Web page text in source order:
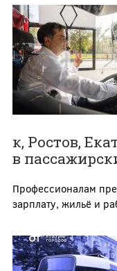
к, Ростов,
в
Профессионалам
зарплату, жильё и